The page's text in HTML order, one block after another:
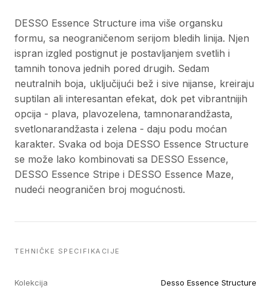
DESSO Essence Structure ima više organsku
formu, sa neograničenom serijom bledih linija. Njen
ispran izgled postignut je postavljanjem svetlih i
tamnih tonova jednih pored drugih. Sedam
neutralnih boja, uključijući bež i sive nijanse, kreiraju
suptilan ali interesantan efekat, dok pet vibrantnijih
opcija - plava, plavozelena, tamnonarandžasta,
svetlonarandžasta i zelena - daju podu moćan
karakter. Svaka od boja DESSO Essence Structure
se može lako kombinovati sa DESSO Essence,
DESSO Essence Stripe i DESSO Essence Maze,
nudeći neograničen broj mogućnosti.
TEHNIČKE SPECIFIKACIJE
Kolekcija Desso Essence Structure